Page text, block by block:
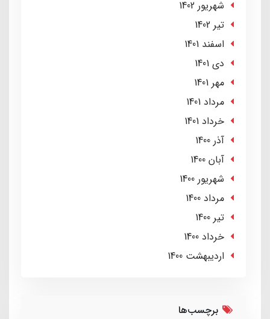
شهریور 1402
تير 1402
اسفند 1401
دی 1401
مهر 1401
مرداد 1401
خرداد 1401
آذر 1400
آبان 1400
شهریور 1400
مرداد 1400
تير 1400
خرداد 1400
ارديبهشت 1400
برچسب‌ها